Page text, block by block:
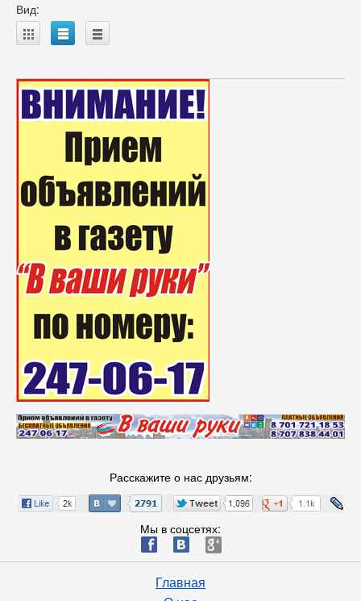
Вид:
A B C
Расскажите о нас друзьям:
Мы в соцсетях:
ä æ è
Главная